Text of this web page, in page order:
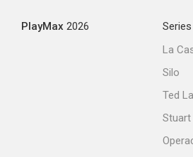
PlayMax 2026
La
Silo
Ted